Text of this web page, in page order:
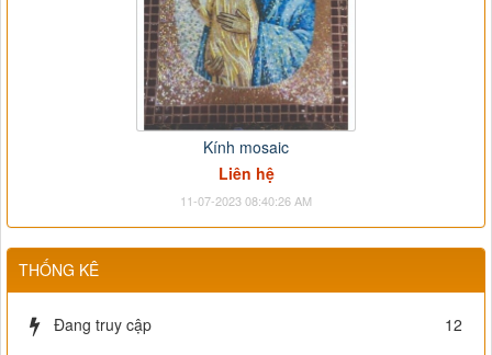
Kính mosaic
Liên hệ
11-07-2023 08:40:26 AM
THỐNG KÊ
Đang truy cập
12